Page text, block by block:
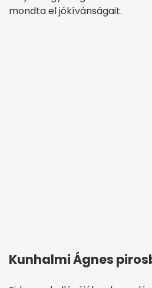
mondta el jókívánságait.
Kunhalmi Ágnes